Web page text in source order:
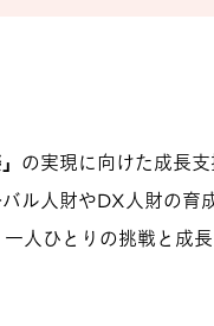
の実現に向けた成長
ル人財やDX人財の育
一人ひとりの挑戦と成